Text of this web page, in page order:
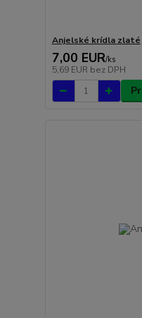
Anjelské krídla zlaté
7,00 EUR/ks
5,69 EUR bez DPH